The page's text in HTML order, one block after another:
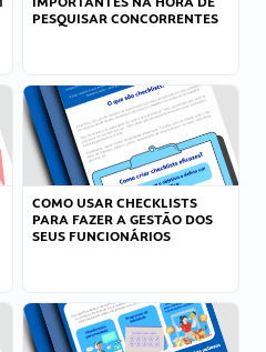
PESQUISAR CONCORRENTES
COMO USAR CHECKLISTS
PARA FAZER A GESTÃO DOS
SEUS FUNCIONÁRIOS